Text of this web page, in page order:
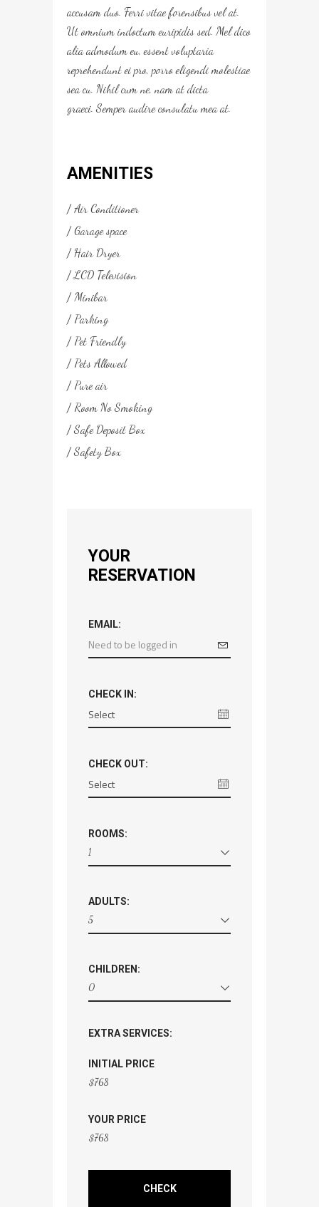
accusam duo. Ferri vitae forensibus vel at.
Ut omnium indoctum euripidis sed. Mel dico
alia admodum eu, essent voluptaria
reprehendunt ei pro, porro eligendi molestiae
sea cu. Nihil cum ne, nam at dicta
graeci. Semper audire consulatu mea at.
AMENITIES
Air Conditioner
Garage space
Hair Dryer
LCD Television
Minibar
Parking
Pet Friendly
Pets Allowed
Pure air
Room No Smoking
Safe Deposit Box
Safety Box
YOUR
RESERVATION
EMAIL:
CHECK IN:
CHECK OUT:
ROOMS:
1
ADULTS:
5
CHILDREN:
0
EXTRA SERVICES:
INITIAL PRICE
$768
YOUR PRICE
$768
CHECK